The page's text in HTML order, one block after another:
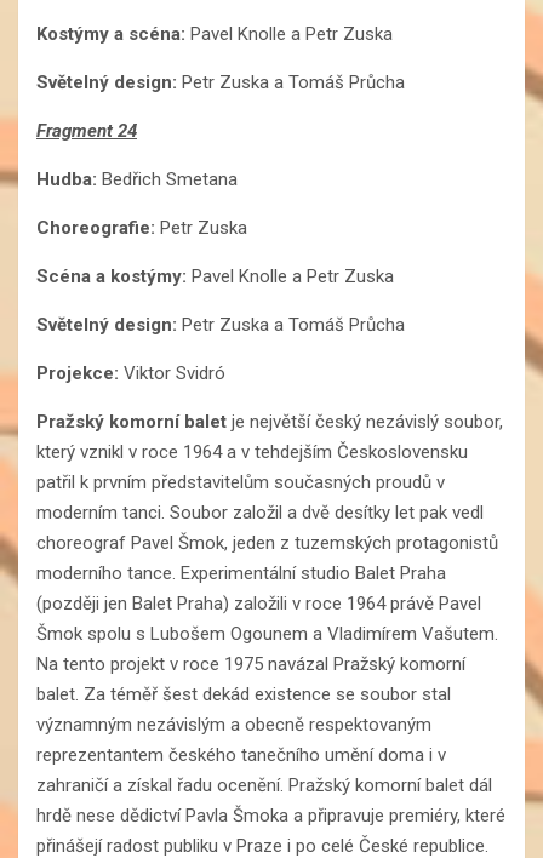
Kostýmy a scéna: Pavel Knolle a Petr Zuska
Světelný design: Petr Zuska a Tomáš Průcha
Fragment 24
Hudba: Bedřich Smetana
Choreografie: Petr Zuska
Scéna a kostýmy: Pavel Knolle a Petr Zuska
Světelný design: Petr Zuska a Tomáš Průcha
Projekce: Viktor Svidró
Pražský komorní balet je největší český nezávislý soubor,
který vznikl v roce 1964 a v tehdejším Československu
patřil k prvním představitelům současných proudů v
moderním tanci. Soubor založil a dvě desítky let pak vedl
choreograf Pavel Šmok, jeden z tuzemských protagonistů
moderního tance. Experimentální studio Balet Praha
(později jen Balet Praha) založili v roce 1964 právě Pavel
Šmok spolu s Lubošem Ogounem a Vladimírem Vašutem.
Na tento projekt v roce 1975 navázal Pražský komorní
balet. Za téměř šest dekád existence se soubor stal
významným nezávislým a obecně respektovaným
reprezentantem českého tanečního umění doma i v
zahraničí a získal řadu ocenění. Pražský komorní balet dál
hrdě nese dědictví Pavla Šmoka a připravuje premiéry, které
přinášejí radost publiku v Praze i po celé České republice.